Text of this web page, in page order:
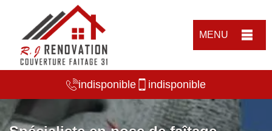
MENU
indisponible indisponible